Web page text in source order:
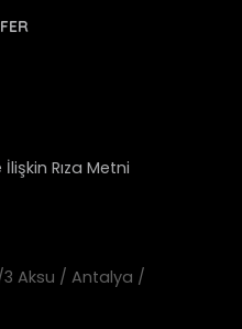
Rıza Metni
3 Aksu / Antalya /